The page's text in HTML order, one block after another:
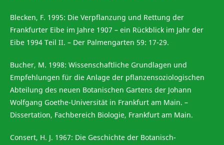
Blecken, F. 1995: Die Verpflanzung und Rettung der
Frankfurter Eibe im Jahre 1907 – ein Rückblick im Jahr der
Eibe 1994 Teil II. – Der Palmengarten 59: 17-29.
Bucher, M. 1998: Wissenschaftliche Grundlagen und
Empfehlungen für die Anlage der pflanzensoziologischen
Abteilung des neuen Botanischen Gartens der Johann
Wolfgang Goethe-Universität in Frankfurt am Main. –
Dissertation, Fachbereich Biologie, Frankfurt am Main.
Consert, H. J. 1967: Die Geschichte der Botanisch-